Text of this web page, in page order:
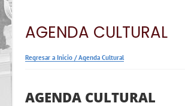
AGENDA CULTURAL
Regresar a Inicio /Agenda Cultural
AGENDA CULTURAL